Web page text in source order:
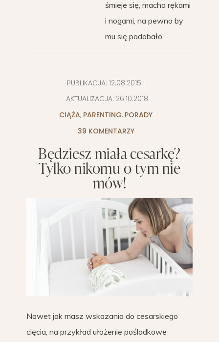
śmieje się, macha rękami
i nogami, na pewno by
mu się podobało.
PUBLIKACJA: 12.08.2015
AKTUALIZACJA: 26.10.2018
CIĄŻA, PARENTING, PORADY
39 KOMENTARZY
Będziesz miała cesarkę?
Tylko nikomu o tym nie
mów!
Nawet jak masz wskazania do cesarskiego
cięcia, na przykład ułożenie pośladkowe